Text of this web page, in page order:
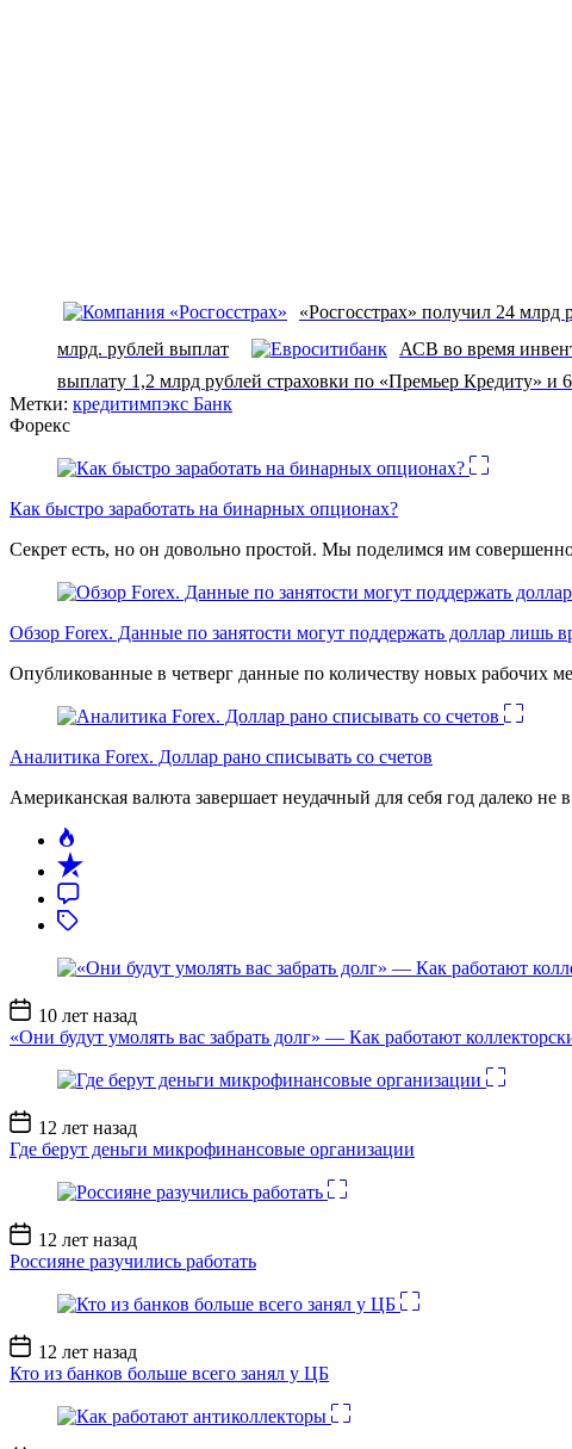
«Росгосстрах» получил 24
млрд. рублей выплат
АСВ во время
выплату 1,2 млрд рублей страховки по «Премьер Кредиту» и
Метки: кредитимпэкс Банк
Форекс
Как быстро заработать на бинарных опционах?
Секрет есть, но он довольно простой. Мы поделимся им
Обзор Forex. Данные по занятости могут поддержать доллар лишь
Опубликованные в четверг данные по количеству новых рабочих
Аналитика Forex. Доллар рано списывать со счетов
Американская валюта завершает неудачный для себя год далеко
Дата
записи
10 лет назад
«Они будут умолять вас забрать долг» — Как работают
Дата
записи
12 лет назад
Где берут деньги микрофинансовые организации
Дата
записи
12 лет назад
Россияне разучились работать
Дата
записи
12 лет назад
Кто из банков больше всего занял у ЦБ